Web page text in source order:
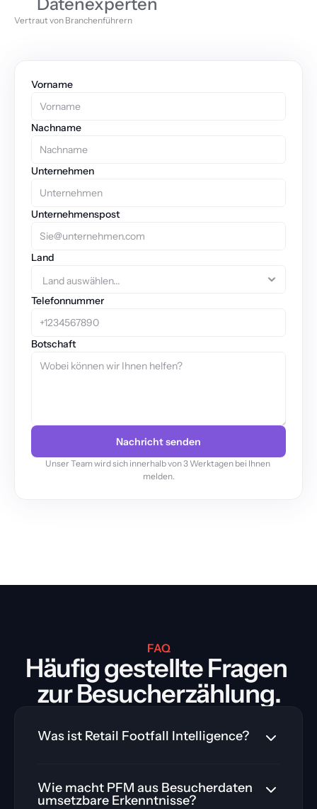
Vertraut von Branchenführern
Vorname
Nachname
Unternehmen
Unternehmenspost
Land
Telefonnummer
Botschaft
Nachricht senden
Unser Team wird sich innerhalb von 3 Werktagen bei Ihnen
melden.
FAQ
Häufig gestellte Fragen
zur Besucherzählung.
Was ist Retail Footfall Intelligence?
Wie macht PFM aus Besucherdaten
umsetzbare Erkenntnisse?